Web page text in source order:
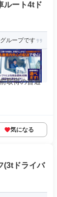
ルート4tド
ループです
取得の普通
気になる
(3tドライバ